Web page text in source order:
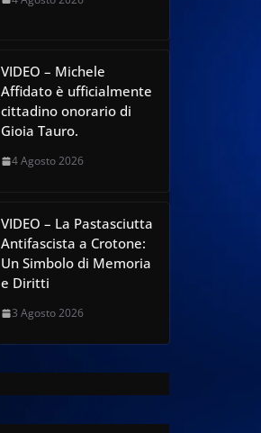
VIDEO – Michele
Affidato è ufficialmente
cittadino onorario di
Gioia Tauro.
4 Agosto 2026
VIDEO – La Pastasciutta
Antifascista a Crotone:
Un Simbolo di Memoria
e Diritti
3 Agosto 2026